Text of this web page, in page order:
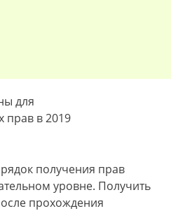
получения прав
уровне. Получить
прохождения